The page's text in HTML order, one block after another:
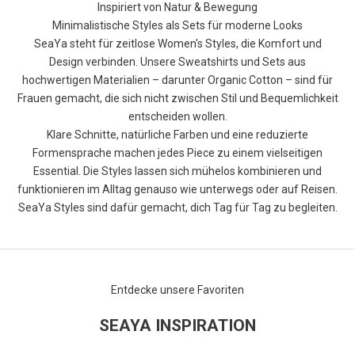
Inspiriert von Natur & Bewegung
Minimalistische Styles als Sets für moderne Looks
SeaYa steht für zeitlose Women's Styles, die Komfort und
Design verbinden. Unsere Sweatshirts und Sets aus
hochwertigen Materialien – darunter Organic Cotton – sind für
Frauen gemacht, die sich nicht zwischen Stil und Bequemlichkeit
entscheiden wollen.
Klare Schnitte, natürliche Farben und eine reduzierte
Formensprache machen jedes Piece zu einem vielseitigen
Essential. Die Styles lassen sich mühelos kombinieren und
funktionieren im Alltag genauso wie unterwegs oder auf Reisen.
SeaYa Styles sind dafür gemacht, dich Tag für Tag zu begleiten.
Entdecke unsere Favoriten
SEAYA INSPIRATION